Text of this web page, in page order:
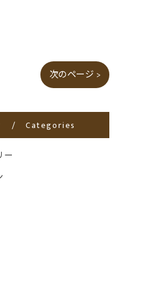
次のページ >
Categories
ー